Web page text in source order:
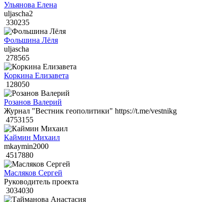
Ульянова Елена
uljascha2
330235
Фольшина Лёля
uljascha
278565
Коркина Елизавета
128050
Розанов Валерий
Журнал "Вестник геополитики" https://t.me/vestnikg
4753155
Каймин Михаил
mkaymin2000
4517880
Масляков Сергей
Руководитель проекта
3034030